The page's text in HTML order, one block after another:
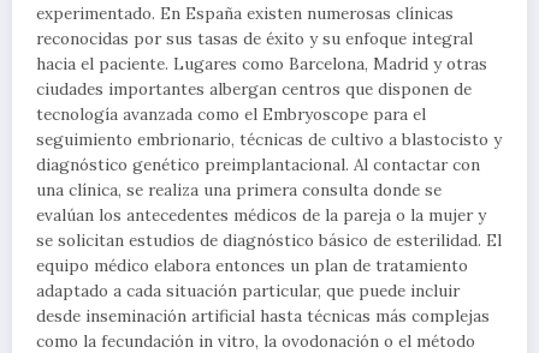
experimentado. En España existen numerosas clínicas
reconocidas por sus tasas de éxito y su enfoque integral
hacia el paciente. Lugares como Barcelona, Madrid y otras
ciudades importantes albergan centros que disponen de
tecnología avanzada como el Embryoscope para el
seguimiento embrionario, técnicas de cultivo a blastocisto y
diagnóstico genético preimplantacional. Al contactar con
una clínica, se realiza una primera consulta donde se
evalúan los antecedentes médicos de la pareja o la mujer y
se solicitan estudios de diagnóstico básico de esterilidad. El
equipo médico elabora entonces un plan de tratamiento
adaptado a cada situación particular, que puede incluir
desde inseminación artificial hasta técnicas más complejas
como la fecundación in vitro, la ovodonación o el método